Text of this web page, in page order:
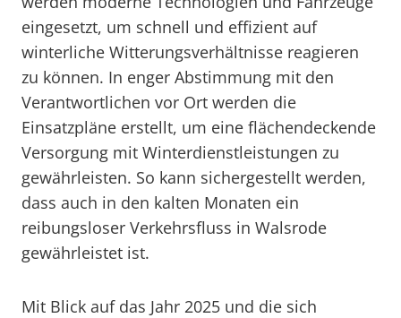
eingesetzt, um schnell und effizient auf
winterliche Witterungsverhältnisse reagieren
zu können. In enger Abstimmung mit den
Verantwortlichen vor Ort werden die
Einsatzpläne erstellt, um eine flächendeckende
Versorgung mit Winterdienstleistungen zu
gewährleisten. So kann sichergestellt werden,
dass auch in den kalten Monaten ein
reibungsloser Verkehrsfluss in Walsrode
gewährleistet ist.
Mit Blick auf das Jahr 2025 und die sich